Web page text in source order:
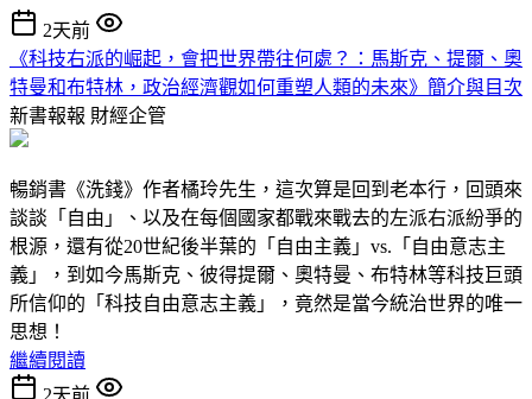
2天前
《科技右派的崛起，會把世界帶往何處？：馬斯克、提爾、奧
特曼和布特林，政治經濟觀如何重塑人類的未來》簡介與目次
新書報報 財經企管
暢銷書《洗錢》作者橘玲先生，這次算是回到老本行，回頭來
談談「自由」、以及在每個國家都戰來戰去的左派右派紛爭的
根源，還有從20世紀後半葉的「自由主義」vs.「自由意志主
義」，到如今馬斯克、彼得提爾、奧特曼、布特林等科技巨頭
所信仰的「科技自由意志主義」，竟然是當今統治世界的唯一
思想！
繼續閱讀
2天前